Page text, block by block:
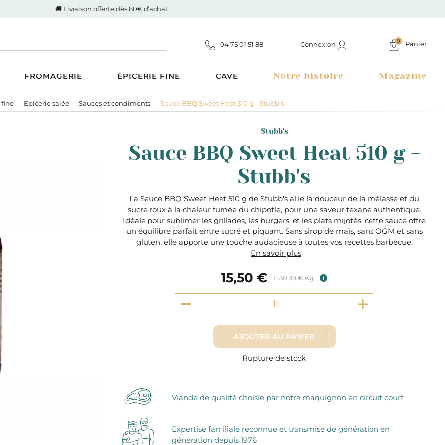
🚚 Livraison offerte dès 80€ d’achat
04 75 01 51 88 Connexion 0 Panier
Gigot de Drôme-Ardèche
Poulet fermier de Quentin
Sélection dans les fermes locales depuis 1976
Découvrir notre savoir-faire de maquignon
FROMAGERIE
Rhône-Alpes
au Lait Cru
Fromager Affineurs depuis plus de 45 ans
Découvrez notre sélection de Fromages livrés en 24h
ÉPICERIE FINE
et mueslis
biscottes et pains
et préparations pour dessert
chauds
Boutique à Montélimar & Epicerie fine en ligne
Découvrez + de 3000 références disponibles
CAVE
Et Calvados
Et Crème
Et Cachaca
Notre histoire Magazine
fine Epicerie salée Sauces et condiments Sauce BBQ Sweet Heat 510 g - Stubb's
Stubb's
Sauce BBQ Sweet Heat 510 g -
Stubb's
La Sauce BBQ Sweet Heat 510 g de Stubb's allie la douceur de la mélasse et du
sucre roux à la chaleur fumée du chipotle, pour une saveur texane authentique.
Idéale pour sublimer les grillades, les burgers, et les plats mijotés, cette sauce offre
un équilibre parfait entre sucré et piquant. Sans sirop de maïs, sans OGM et sans
gluten, elle apporte une touche audacieuse à toutes vos recettes barbecue.
En savoir plus
15,50 € 30,39 € Kg i
AJOUTER AU PANIER
Rupture de stock
Viande de qualité choisie par notre maquignon en circuit court
Expertise familiale reconnue et transmise de génération en
génération depuis 1976